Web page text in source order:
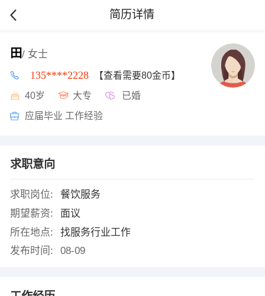
简历详情
田/ 女士
135****2228 【查看需要80金币】
40岁 大专 已婚
应届毕业 工作经验
求职意向
求职岗位:
餐饮服务
期望薪资:
面议
所在地点:
找服务行业工作
发布时间:
08-09